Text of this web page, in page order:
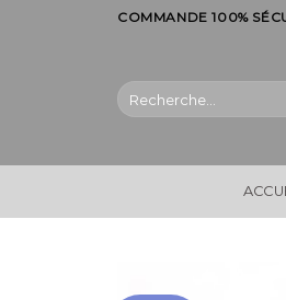
COMMANDE 100%
Recherche
pour :